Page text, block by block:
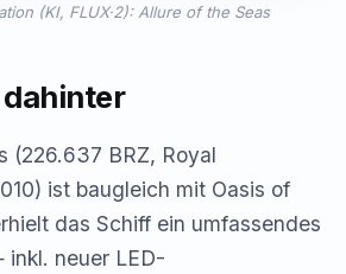
(KI, FLUX·2): Allure of the Seas
(226.637 BRZ, Royal
ist baugleich mit Oasis of
das Schiff ein umfassendes
neuer LED-